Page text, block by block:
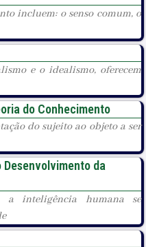
incluem: o senso comum, o
e o idealismo, oferecem
do Conhecimento
do sujeito ao objeto a ser
Desenvolvimento da
a inteligência humana se